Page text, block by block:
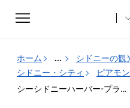
Toggle
navigation
ホーム ...
シドニーの観
シドニー・シティ
ピアモ
シーシドニーハーバー-プライベートチャーター